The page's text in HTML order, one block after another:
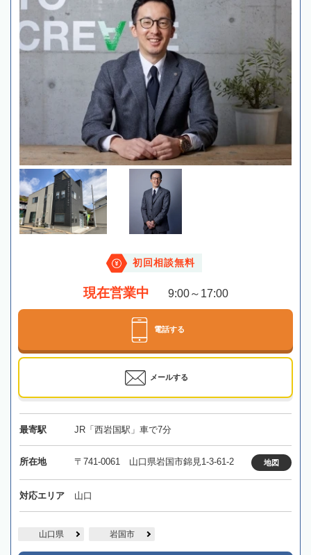
初回相談無料
現在営業中 9:00～17:00
電話する
メールする
最寄駅 JR「西岩国駅」車で7分
所在地 〒741-0061 山口県岩国市錦見1-3-61-2 地図
対応エリア 山口
山口県 岩国市